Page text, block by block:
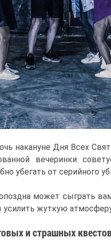
накануне Дня Всех
вечеринки
убегать от серийного
может сыграть
жуткую
и страшных